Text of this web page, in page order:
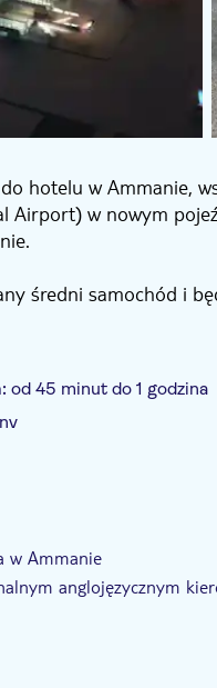
hotelu w Ammanie,
Airport) w nowym
średni samochód i
jest 1 bagaż na osobę.
od 45 minut do 1 godzina
w Ammanie
anglojęzycznym